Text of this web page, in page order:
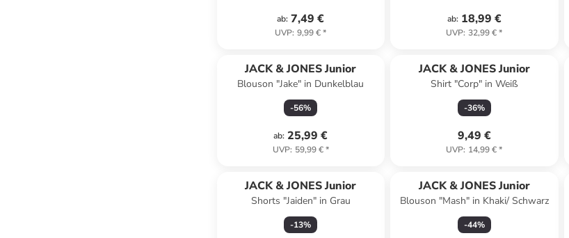
ab: 7,49 €
UVP: 9,99 €*
ab: 18,99 €
UVP: 32,99 €*
JACK & JONES Junior
Blouson "Jake" in Dunkelblau
-56%
ab: 25,99 €
UVP: 59,99 €*
JACK & JONES Junior
Shirt "Corp" in Weiß
-36%
9,49 €
UVP: 14,99 €*
JACK & JONES Junior
Shorts "Jaiden" in Grau
-13%
JACK & JONES Junior
Blouson "Mash" in Khaki/ Schwarz
-44%